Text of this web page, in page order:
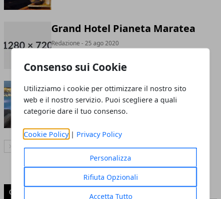
Consenso sui Cookie
Utilizziamo i cookie per ottimizzare il nostro sito
web e il nostro servizio. Puoi scegliere a quali
categorie dare il tuo consenso.
Cookie Policy | Privacy Policy
Personalizza
Rifiuta Opzionali
Accetta Tutto
Grand Hotel Pianeta Maratea
Redazione - 25 ago 2020
Eco Resort dei Siriti Nova Siri
Redazione- 25 ago 2020
Articolo Successivo
CATEGORIE